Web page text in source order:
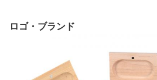
ロゴ・ブランド